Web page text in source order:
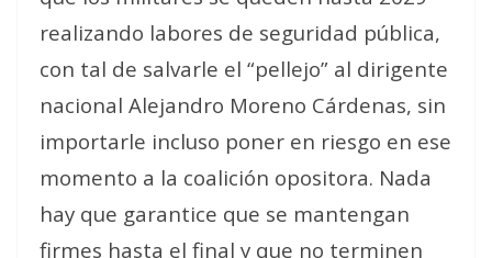
realizando labores de seguridad pública,
con tal de salvarle el “pellejo” al dirigente
nacional Alejandro Moreno Cárdenas, sin
importarle incluso poner en riesgo en ese
momento a la coalición opositora. Nada
hay que garantice que se mantengan
firmes hasta el final y que no terminen